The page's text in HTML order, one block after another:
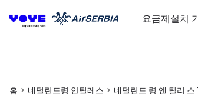
요금제설치
홈 네덜란드령 안틸레스 네덜란드 령 앤 틸리 스